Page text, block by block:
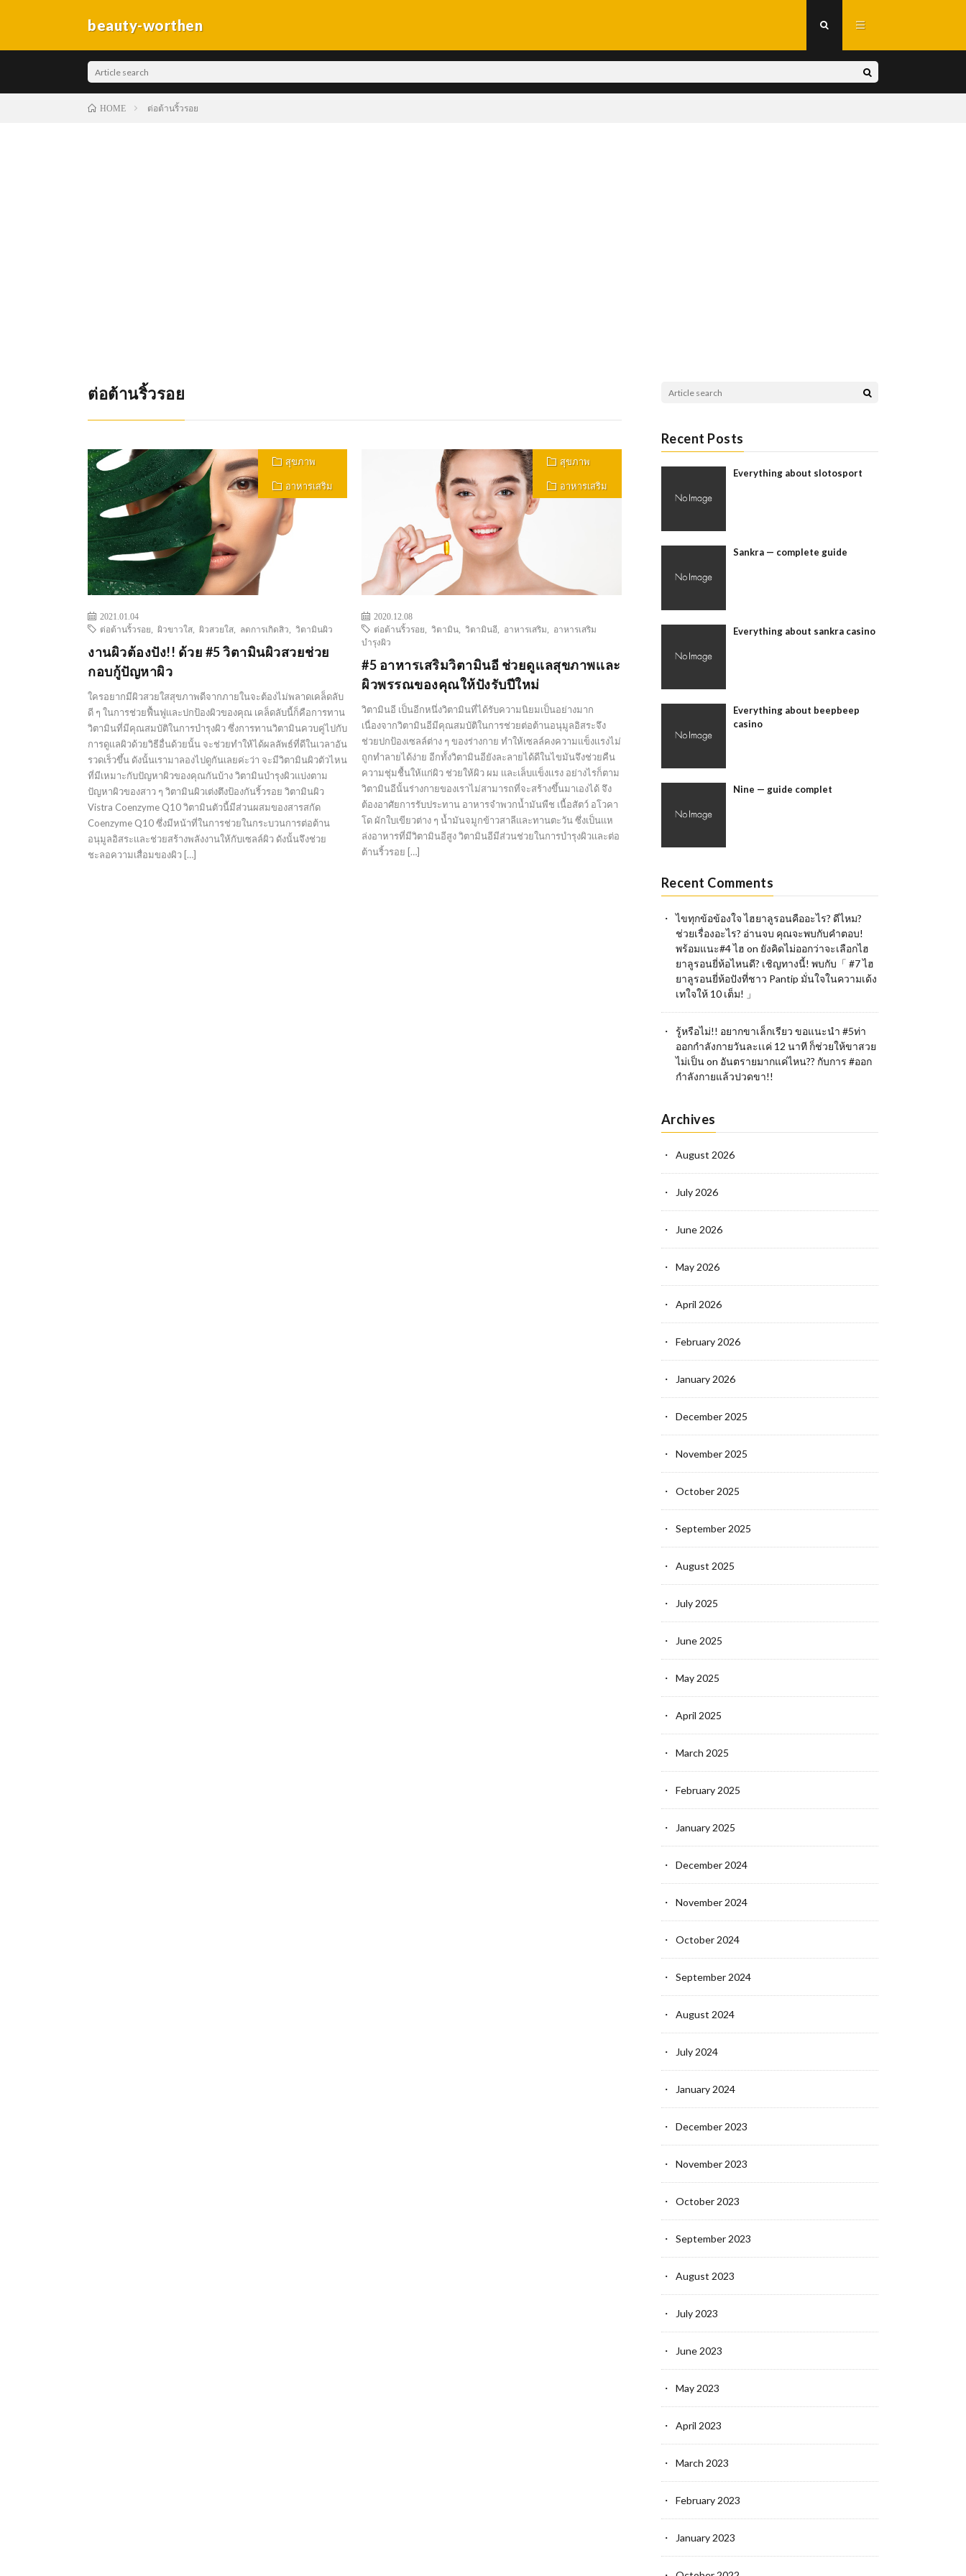
beauty-worthen
HOME ต่อต้านริ้วรอย
ต่อต้านริ้วรอย
สุขภาพ
อาหารเสริม
2021.01.04
ต่อต้านริ้วรอย
ผิวขาวใส ผิวสวยใส ลดการเกิดสิว วิตามินผิว
งานผิวต้องปัง!! ด้วย #5 วิตามินผิวสวยช่วย
กอบกู้ปัญหาผิว
ใครอยากมีผิวสวยใสสุขภาพดีจากภายในจะต้องไม่พลาดเคล็ดลับ
ดี ๆ ในการช่วยฟื้นฟูเเละปกป้องผิวของคุณ เคล็ดลับนี้ก็คือการทาน
วิตามินที่มีคุณสมบัติในการบำรุงผิว ซึ่งการทานวิตามินควบคู่ไปกับ
การดูเเลผิวด้วยวิธีอื่นด้วยนั้น จะช่วยทำให้ได้ผลลัพธ์ที่ดีในเวลาอัน
รวดเร็วขึ้น ดังนั้นเรามาลองไปดูกันเลยค่ะว่า จะมีวิตามินผิวตัวไหน
ที่มีเหมาะกับปัญหาผิวของคุณกันบ้าง วิตามินบำรุงผิวเเบ่งตาม
ปัญหาผิวของสาว ๆ วิตามินผิวเต่งตึงป้องกันริ้วรอย วิตามินผิว
Vistra Coenzyme Q10 วิตามินตัวนี้มีส่วนผสมของสารสกัด
Coenzyme Q10 ซึ่งมีหน้าที่ในการช่วยในกระบวนการต่อต้าน
อนุมูลอิสระเเละช่วยสร้างพลังงานให้กับเซลล์ผิว ดังนั้นจึงช่วย
ชะลอความเสื่อมของผิว […]
สุขภาพ
อาหารเสริม
2020.12.08
ต่อต้านริ้วรอย
,วิตามิน ,วิตามินอี อาหารเสริม
อาหารเสริม
บำรุงผิว
#5 อาหารเสริมวิตามินอี ช่วยดูเเลสุขภาพเเละ
ผิวพรรณของคุณให้ปังรับปีใหม่
วิตามินอี เป็นอีกหนึ่งวิตามินที่ได้รับความนิยมเป็นอย่างมาก
เนื่องจากวิตามินอีมีคุณสมบัติในการช่วยต่อต้านอนุมูลอิสระจึง
ช่วยปกป้องเซลล์ต่าง ๆ ของร่างกาย ทำให้เซลล์คงความเเข็งเเรงไม่
ถูกทำลายได้ง่าย อีกทั้งวิตามินอียังละลายได้ดีในไขมันจึงช่วยคืน
ความชุ่มชื้นให้เเก่ผิว ช่วยให้ผิว ผม เเละเล็บเเข็งเเรง อย่างไรก็ตาม
วิตามินอีนั้นร่างกายของเราไม่สามารถที่จะสร้างขึ้นมาเองได้ จึง
ต้องอาศัยการรับประทาน อาหารจำพวกน้ำมันพืช เนื้อสัตว์ อโวคา
โด ผักใบเขียวต่าง ๆ น้ำมันจมูกข้าวสาลีเเละทานตะวัน ซึ่งเป็นเเห
ล่งอาหารที่มีวิตามินอีสูง วิตามินอีมีส่วนช่วยในการบำรุงผิวเเละต่อ
ต้านริ้วรอย […]
Recent Posts
Everything about slotosport
Sankra — complete guide
Everything about sankra casino
Everything about beepbeep
casino
Nine — guide complet
Recent Comments
ไขทุกข้อข้องใจ ไฮยาลูรอนคืออะไร? ดีไหม?
ช่วยเรื่องอะไร? อ่านจบ คุณจะพบกับคำตอบ!
พร้อมแนะ#4 ไฮ on ยังคิดไม่ออกว่าจะเลือกไฮ
ยาลูรอนยี่ห้อไหนดี? เชิญทางนี้! พบกับ「 #7 ไฮ
ยาลูรอนยี่ห้อปังที่ชาว Pantip มั่นใจในความเด้ง
เทใจให้ 10 เต็ม! 」
รู้หรือไม่!! อยากขาเล็กเรียว ขอแนะนำ #5ท่า
ออกกำลังกายวันละเเค่ 12 นาที ก็ช่วยให้ขาสวย
ไม่เป็นon อันตรายมากแค่ไหน?? กับการ #ออก
กำลังกายแล้วปวดขา!!
Archives
August 2026
July 2026
June 2026
May 2026
April 2026
February 2026
January 2026
December 2025
November 2025
October 2025
September 2025
August 2025
July 2025
June 2025
May 2025
April 2025
March 2025
February 2025
January 2025
December 2024
November 2024
October 2024
September 2024
August 2024
July 2024
January 2024
December 2023
November 2023
October 2023
September 2023
August 2023
July 2023
June 2023
May 2023
April 2023
March 2023
February 2023
January 2023